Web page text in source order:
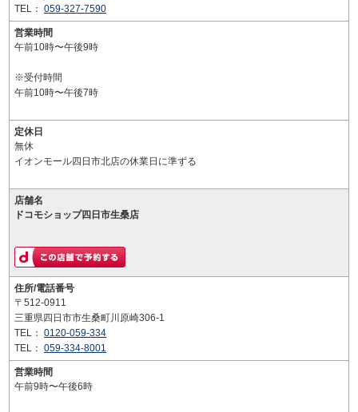
TEL： 059-327-7590
営業時間
午前10時〜午後9時
※受付時間
午前10時〜午後7時
定休日
無休
イオンモール四日市北店の休業日に準ずる
店舗名
ドコモショップ四日市生桑店
住所/電話番号
〒512-0911
三重県四日市市生桑町川原崎306-1
TEL： 0120-059-334
TEL： 059-334-8001
営業時間
午前9時〜午後6時